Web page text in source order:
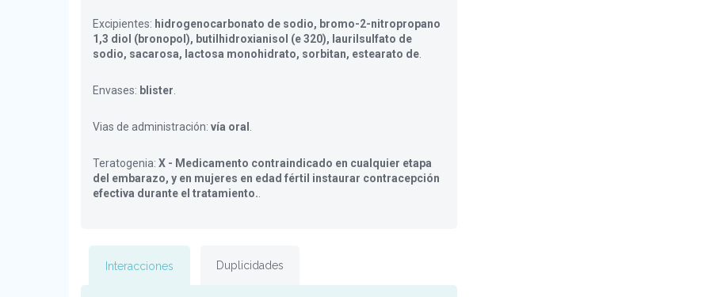
Excipientes: hidrogenocarbonato de sodio, bromo-2-nitropropano
1,3 diol (bronopol), butilhidroxianisol (e 320), laurilsulfato de
sodio, sacarosa, lactosa monohidrato, sorbitan, estearato de
Envases: blister
Vias de administración: vía oral
Teratogenia: X - Medicamento contraindicado en cualquier etapa
del embarazo, y en mujeres en edad fértil instaurar contracepción
efectiva durante el tratamiento.
Interacciones Duplicidades